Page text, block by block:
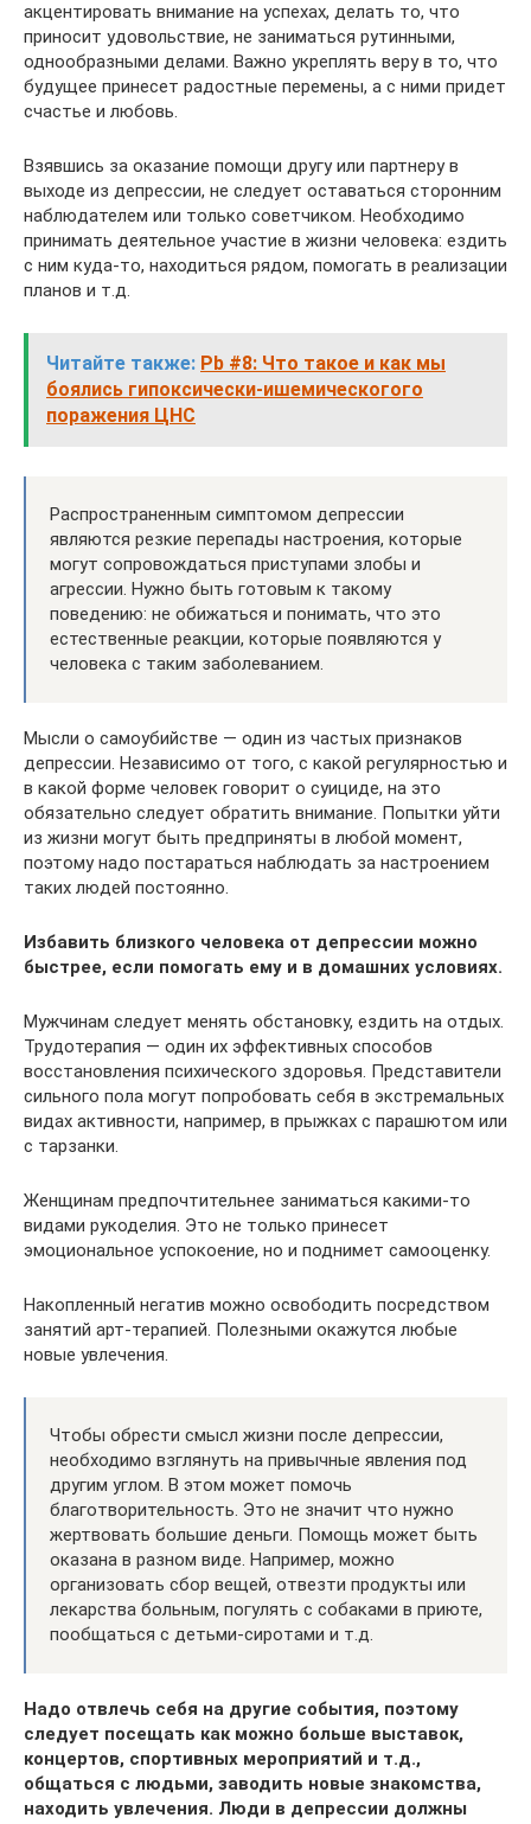
акцентировать внимание на успехах, делать то, что
приносит удовольствие, не заниматься рутинными,
однообразными делами. Важно укреплять веру в то, что
будущее принесет радостные перемены, а с ними придет
счастье и любовь.
Взявшись за оказание помощи другу или партнеру в
выходе из депрессии, не следует оставаться сторонним
наблюдателем или только советчиком. Необходимо
принимать деятельное участие в жизни человека: ездить
с ним куда-то, находиться рядом, помогать в реализации
планов и т.д.
Читайте также: Pb #8: Что такое и как мы
боялись гипоксически-ишемическогого
поражения ЦНС
Распространенным симптомом депрессии
являются резкие перепады настроения, которые
могут сопровождаться приступами злобы и
агрессии. Нужно быть готовым к такому
поведению: не обижаться и понимать, что это
естественные реакции, которые появляются у
человека с таким заболеванием.
Мысли о самоубийстве — один из частых признаков
депрессии. Независимо от того, с какой регулярностью и
в какой форме человек говорит о суициде, на это
обязательно следует обратить внимание. Попытки уйти
из жизни могут быть предприняты в любой момент,
поэтому надо постараться наблюдать за настроением
таких людей постоянно.
Избавить близкого человека от депрессии можно
быстрее, если помогать ему и в домашних условиях.
Мужчинам следует менять обстановку, ездить на отдых.
Трудотерапия — один их эффективных способов
восстановления психического здоровья. Представители
сильного пола могут попробовать себя в экстремальных
видах активности, например, в прыжках с парашютом или
с тарзанки.
Женщинам предпочтительнее заниматься какими-то
видами рукоделия. Это не только принесет
эмоциональное успокоение, но и поднимет самооценку.
Накопленный негатив можно освободить посредством
занятий арт-терапией. Полезными окажутся любые
новые увлечения.
Чтобы обрести смысл жизни после депрессии,
необходимо взглянуть на привычные явления под
другим углом. В этом может помочь
благотворительность. Это не значит что нужно
жертвовать большие деньги. Помощь может быть
оказана в разном виде. Например, можно
организовать сбор вещей, отвезти продукты или
лекарства больным, погулять с собаками в приюте,
пообщаться с детьми-сиротами и т.д.
Надо отвлечь себя на другие события, поэтому
следует посещать как можно больше выставок,
концертов, спортивных мероприятий и т.д.,
общаться с людьми, заводить новые знакомства,
находить увлечения. Люди в депрессии должны